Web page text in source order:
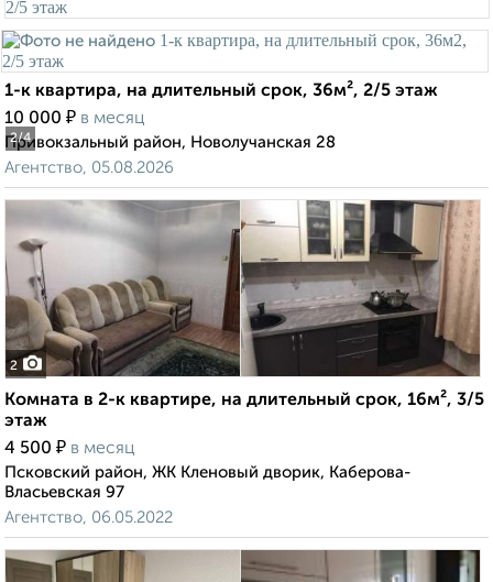
2/4
1-к квартира, на длительный срок, 36м², 2/5 этаж
10 000 ₽ в месяц
Привокзальный район, Новолучанская 28
Агентство, 05.08.2026
2
Комната в 2-к квартире, на длительный срок, 16м², 3/5
этаж
4 500 ₽ в месяц
Псковский район, ЖК Кленовый дворик, Каберова-
Власьевская 97
Агентство, 06.05.2022